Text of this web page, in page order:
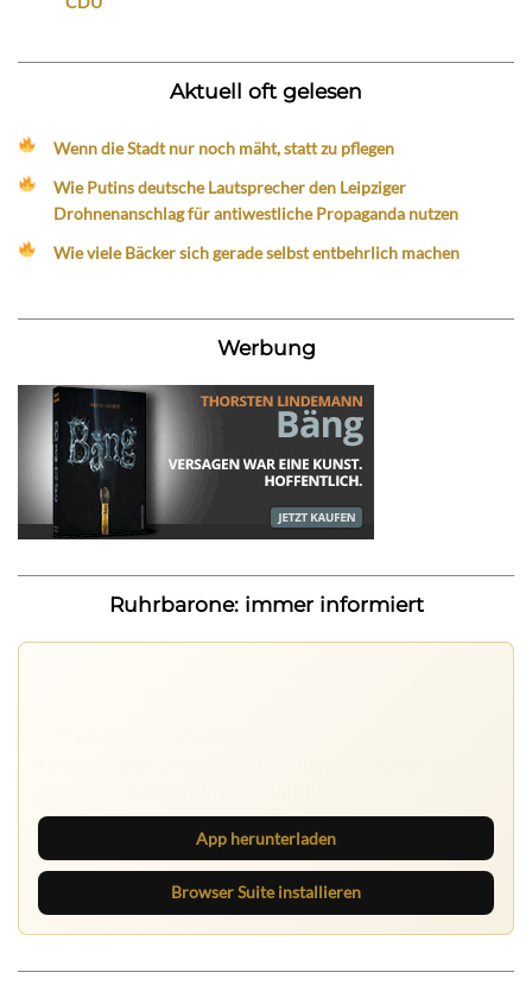
Aktuell oft gelesen
Wenn die Stadt nur noch mäht, statt zu pflegen
Wie Putins deutsche Lautsprecher den Leipziger
Drohnenanschlag für antiwestliche Propaganda nutzen
Wie viele Bäcker sich gerade selbst entbehrlich machen
Werbung
Ruhrbarone: immer informiert
App herunterladen
Browser Suite installieren